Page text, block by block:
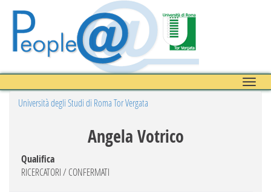
Toggle
Università degli Studi di Roma Tor Vergata
Angela Votrico
Qualifica
RICERCATORI / CONFERMATI